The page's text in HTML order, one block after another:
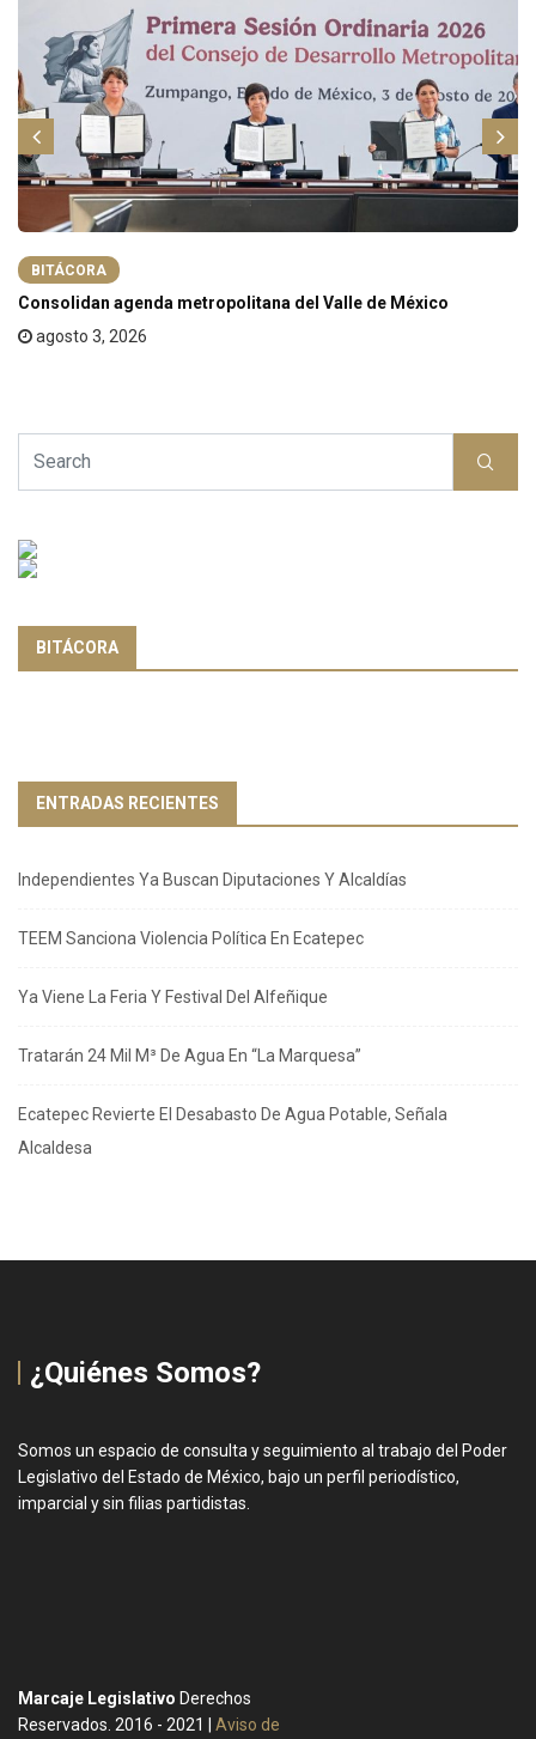
BITÁCORA
Consolidan agenda metropolitana del Valle de México
agosto 3, 2026
BITÁCORA
ENTRADAS RECIENTES
Independientes Ya Buscan Diputaciones Y Alcaldías
TEEM Sanciona Violencia Política En Ecatepec
Ya Viene La Feria Y Festival Del Alfeñique
Tratarán 24 Mil M³ De Agua En “La Marquesa”
Ecatepec Revierte El Desabasto De Agua Potable, Señala
Alcaldesa
¿Quiénes Somos?
Somos un espacio de consulta y seguimiento al trabajo del Poder
Legislativo del Estado de México, bajo un perfil periodístico,
imparcial y sin filias partidistas.
Marcaje Legislativo Derechos
Reservados. 2016 - 2021 | Aviso de